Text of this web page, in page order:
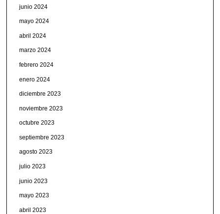
junio 2024
mayo 2024
abril 2024
marzo 2024
febrero 2024
enero 2024
diciembre 2023
noviembre 2023
octubre 2023
septiembre 2023
agosto 2023
julio 2023
junio 2023
mayo 2023
abril 2023